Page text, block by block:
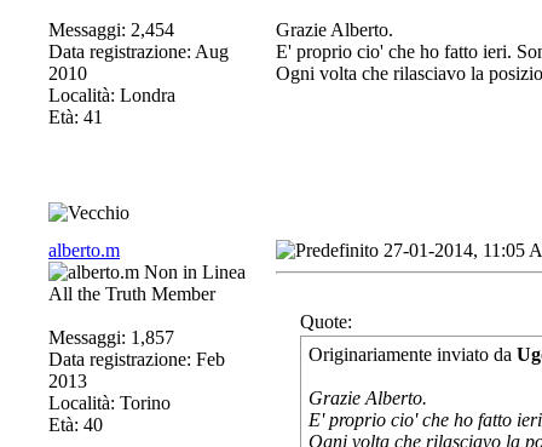
Messaggi: 2,454
Data registrazione: Aug
2010
Località: Londra
Età: 41
Grazie Alberto.
E' proprio cio' che ho fatto ieri.
Ogni volta che rilasciavo la
alberto.m
All the Truth Member
Messaggi: 1,857
Data registrazione: Feb
2013
Località: Torino
Età: 40
27-01-2014, 11:05
Quote:
Originariamente inviato da
Grazie Alberto.
E' proprio cio' che ho fatto
Ogni volta che rilasciavo la